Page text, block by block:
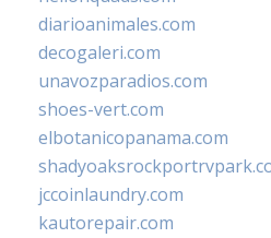
diarioanimales.com
decogaleri.com
unavozparadios.com
shoes-vert.com
elbotanicopanama.com
jccoinlaundry.com
kautorepair.com